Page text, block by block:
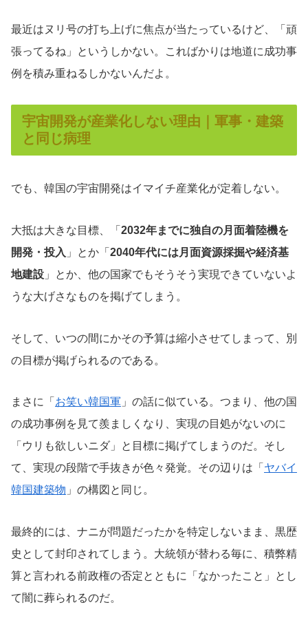
最近はヌリ号の打ち上げに焦点が当たっているけど、「頑
張ってるね」というしかない。こればかりは地道に成功事
例を積み重ねるしかないんだよ。
宇宙開発が産業化しない理由｜軍事・建築
と同じ病理
でも、韓国の宇宙開発はイマイチ産業化が定着しない。
大抵は大きな目標、「 2032年までに独自の月面着陸機を
開発・投入 」とか「 2040年代には月面資源採掘や経済基
地建設 」とか、他の国家でもそうそう実現できていないよ
うな大げさなものを掲げてしまう。
そして、いつの間にかその予算は縮小させてしまって、別
の目標が掲げられるのである。
まさに「 お笑い韓国軍 」の話に似ている。つまり、他の国
の成功事例を見て羨ましくなり、実現の目処がないのに
「ウリも欲しいニダ」と目標に掲げてしまうのだ。そし
て、実現の段階で手抜きが色々発覚。その辺りは「 ヤバイ
韓国建築物 」の構図と同じ。
最終的には、ナニが問題だったかを特定しないまま、黒歴
史として封印されてしまう。大統領が替わる毎に、積弊精
算と言われる前政権の否定とともに「なかったこと」とし
て闇に葬られるのだ。